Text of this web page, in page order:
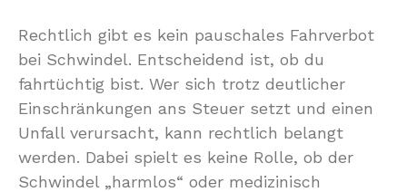
Rechtlich gibt es kein pauschales Fahrverbot
bei Schwindel. Entscheidend ist, ob du
fahrtüchtig bist. Wer sich trotz deutlicher
Einschränkungen ans Steuer setzt und einen
Unfall verursacht, kann rechtlich belangt
werden. Dabei spielt es keine Rolle, ob der
Schwindel „harmlos“ oder medizinisch